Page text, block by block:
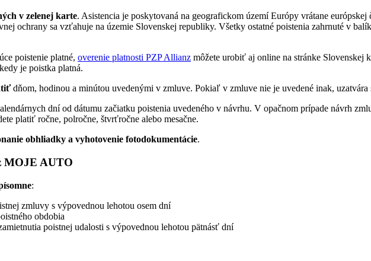
v zelenej karte. Asistencia je poskytovaná na geografickom území Európy vrátane
ochrany sa vzťahuje na územie Slovenskej republiky. Všetky ostatné poistenia zahrnuté v
poistenie platné, overenie platnosti PZP Allianz môžete urobiť aj online na stránke Slovenskej
je poistka platná.
dňom, hodinou a minútou uvedenými v zmluve. Pokiaľ v zmluve nie je uvedené inak, uzatvára
dní od dátumu začiatku poistenia uvedeného v návrhu. V opačnom prípade návrh
platiť ročne, polročne, štvrťročne alebo mesačne.
obhliadky a vyhotovenie fotodokumentácie.
MOJE AUTO
:
zmluvy s výpovednou lehotou osem dní
obdobia
poistnej udalosti s výpovednou lehotou pätnásť dní